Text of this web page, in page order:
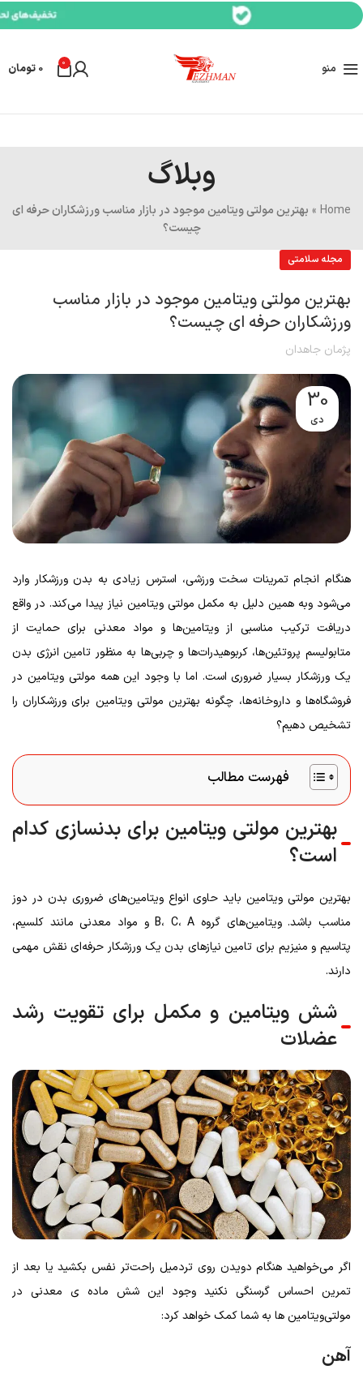
منو 0
0 تومان
وبلاگ
Home
» بهترین مولتی ویتامین موجود در بازار مناسب ورزشکاران حرفه ای
چیست؟
مجله سلامتی
بهترین مولتی ویتامین موجود در بازار مناسب
ورزشکاران حرفه ای چیست؟
پژمان جاهدان
30
دی
هنگام انجام تمرینات سخت ورزشی، استرس زیادی به بدن ورزشکار وارد
می‌شود وبه همین دلیل به مکمل مولتی ویتامین نیاز پیدا می‌کند. در واقع
دریافت ترکیب مناسبی از ویتامین‌ها و مواد معدنی برای حمایت از
متابولیسم پروتئین‌ها، کربوهیدرات‌ها و چربی‌ها به منظور تامین انرژی بدن
یک ورزشکار بسیار ضروری است. اما با وجود این همه مولتی ویتامین در
فروشگاه‌ها و داروخانه‌ها، چگونه بهترین مولتی ویتامین برای ورزشکاران را
تشخیص دهیم؟
فهرست مطالب
بهترین مولتی ویتامین برای بدنسازی کدام
است؟
بهترین مولتی ویتامین باید حاوی انواع ویتامین‌های ضروری بدن در دوز
مناسب باشد. ویتامین‌های گروه B، C، A و مواد معدنی مانند کلسیم،
پتاسیم و منیزیم برای تامین نیازهای بدن یک ورزشکار حرفه‌ای نقش مهمی
دارند.
شش ویتامین و مکمل برای تقویت رشد
عضلات
اگر می‌خواهید هنگام دویدن روی تردمیل راحت‌تر نفس بکشید یا بعد از
تمرین احساس گرسنگی نکنید وجود این شش ماده ی معدنی در
مولتی‌ویتامین ها به شما کمک خواهد کرد:
آهن